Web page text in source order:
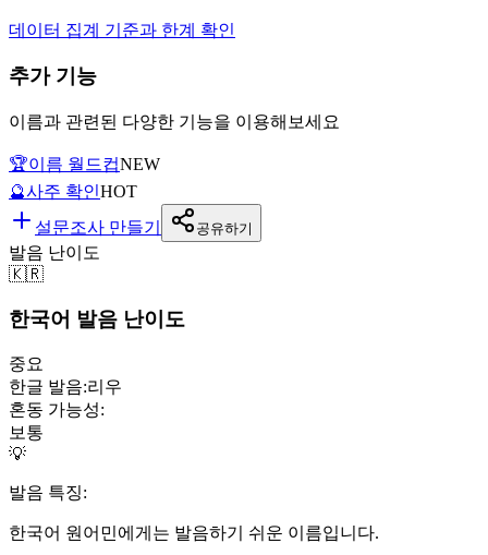
데이터 집계 기준과 한계 확인
추가 기능
이름과 관련된 다양한 기능을 이용해보세요
🏆이름 월드컵NEW
🔮사주 확인HOT
설문조사 만들기
공유하기
발음 난이도
🇰🇷
한국어 발음 난이도
중요
한글 발음:리우
혼동 가능성:
보통
💡
발음 특징:
한국어 원어민에게는 발음하기 쉬운 이름입니다.